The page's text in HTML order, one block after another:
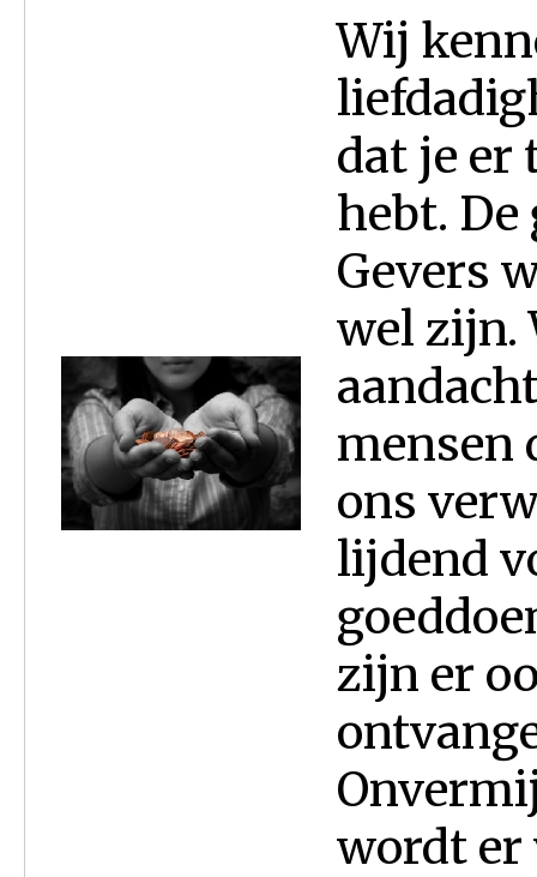
Wij
dat je er
hebt. De
Gevers
wel zijn.
mensen
ons
lijdend
zijn er
wordt er